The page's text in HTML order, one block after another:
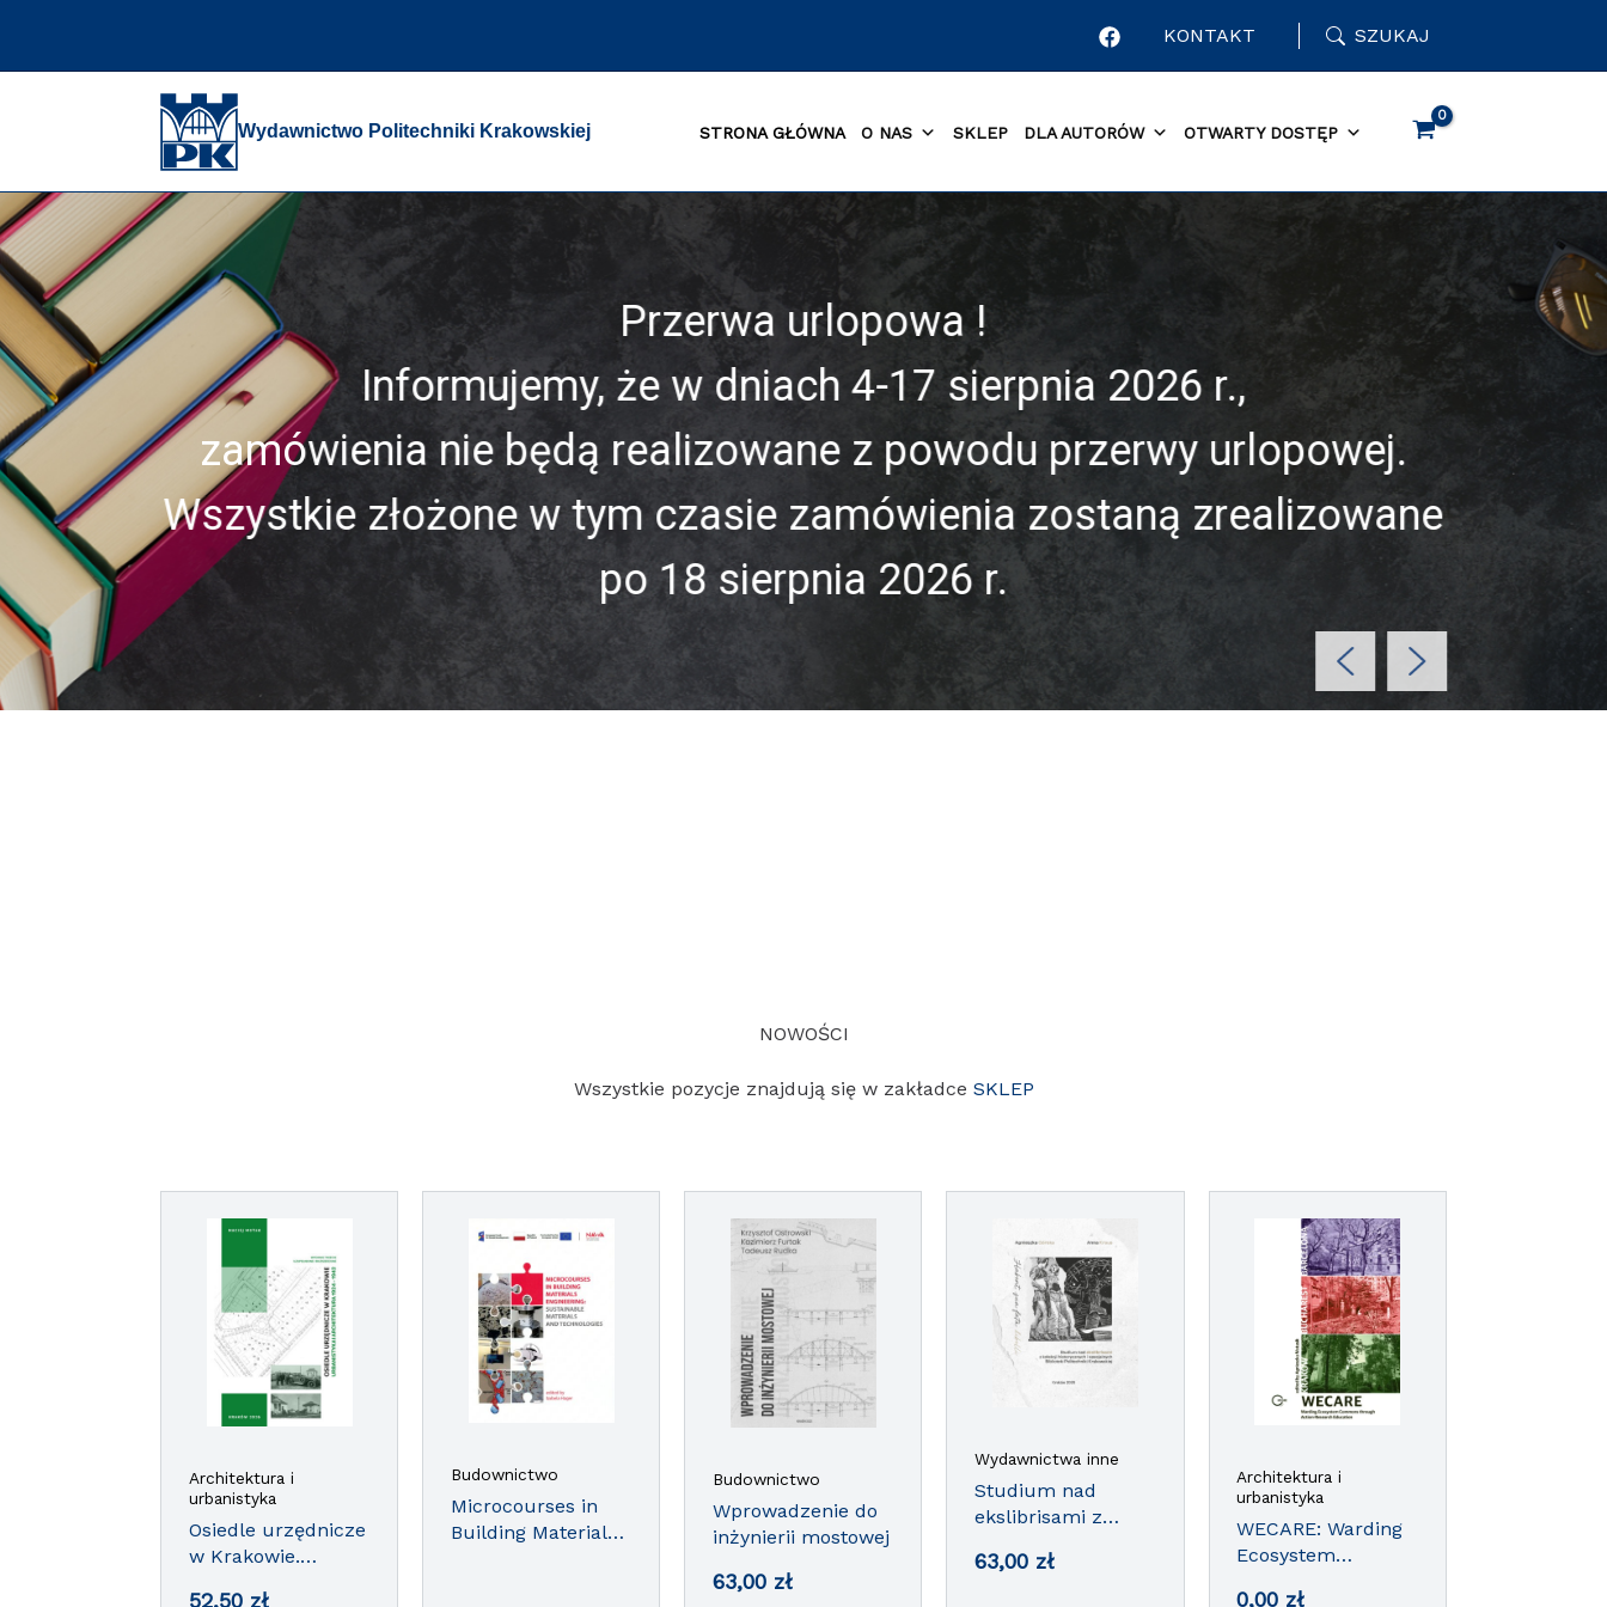
KONTAKT SZUKAJ
Wydawnictwo Politechniki Krakowskiej STRONA GŁÓWNA O NAS SKLEP DLA AUTORÓW OTWARTY DOSTĘP
Przerwa urlopowa !
Informujemy, że w dniach 4-17 sierpnia 2026 r.,
zamówienia nie będą realizowane z powodu przerwy urlopowej.
Wszystkie złożone w tym czasie zamówienia zostaną zrealizowane
po 18 sierpnia 2026 r.
NOWOŚCI
Wszystkie pozycje znajdują się w zakładce SKLEP
Architektura i
urbanistyka
Osiedle urzędnicze
w Krakowie.
52,50 zł
Budownictwo
Microcourses in
Building Materials
Budownictwo
Wprowadzenie do
inżynierii mostowej
63,00 zł
Wydawnictwa inne
Studium nad
ekslibrisami z
historycznych i
63,00 zł
Architektura i
urbanistyka
WECARE: Warding
Ecosystem
0,00 zł